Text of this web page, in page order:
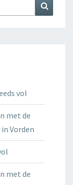
vol
met de
Vorden
met de